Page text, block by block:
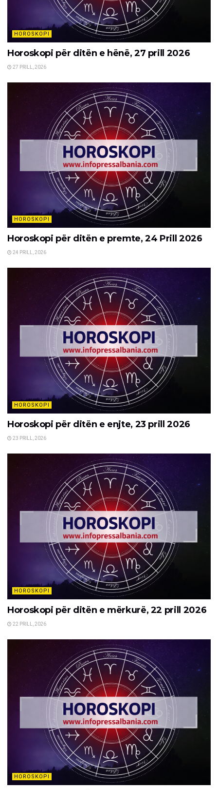
HOROSKOPI
Horoskopi për ditën e hënë, 27 prill 2026
27 PRILL, 2026
HOROSKOPI
Horoskopi për ditën e premte, 24 Prill 2026
24 PRILL, 2026
HOROSKOPI
Horoskopi për ditën e enjte, 23 prill 2026
23 PRILL, 2026
HOROSKOPI
Horoskopi për ditën e mërkurë, 22 prill 2026
22 PRILL, 2026
HOROSKOPI